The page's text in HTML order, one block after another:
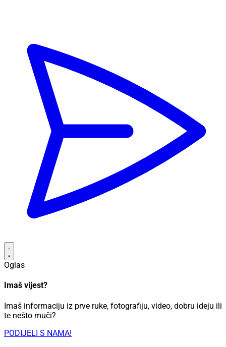
Oglas
Imaš vijest?
Imaš informaciju iz prve ruke, fotografiju, video, dobru ideju ili
te nešto muči?
PODIJELI S NAMA!